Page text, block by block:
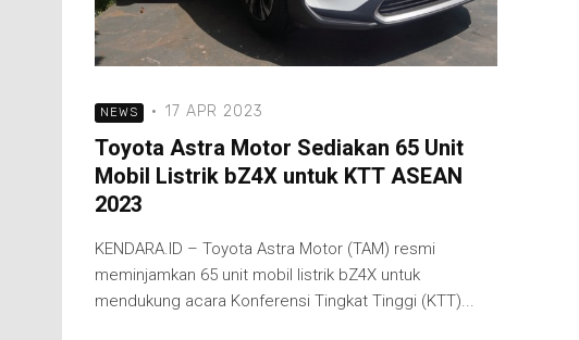
NEWS · 17 APR 2023
Toyota Astra Motor Sediakan 65 Unit
Mobil Listrik bZ4X untuk KTT ASEAN
2023
KENDARA.ID – Toyota Astra Motor (TAM) resmi
meminjamkan 65 unit mobil listrik bZ4X untuk
mendukung acara Konferensi Tingkat Tinggi (KTT)...